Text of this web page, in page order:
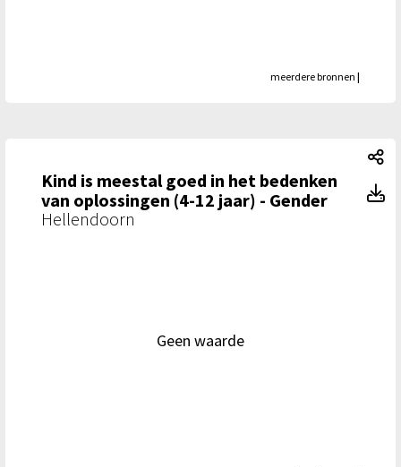
meerdere bronnen |
Kind is meestal goed in het bedenken
van oplossingen (4-12 jaar) - Gender
Hellendoorn
Geen waarde